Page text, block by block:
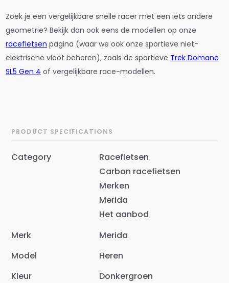
Zoek je een vergelijkbare snelle racer met een iets andere
geometrie? Bekijk dan ook eens de modellen op onze
racefietsen pagina (waar we ook onze sportieve niet-
elektrische vloot beheren), zoals de sportieve Trek Domane
SL5 Gen 4 of vergelijkbare race-modellen.
PRODUCT SPECIFICATIONS
Category
Racefietsen
Carbon racefietsen
Merken
Merida
Het aanbod
Merk
Merida
Model
Heren
Kleur
Donkergroen